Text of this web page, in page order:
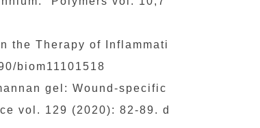
the Therapy of Inflammati
biom11101518
gel: Wound-specific
vol. 129 (2020): 82-89. d